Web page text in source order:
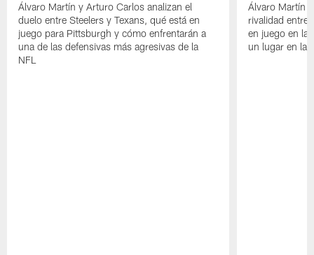
Álvaro Martín y Arturo Carlos analizan el
duelo entre Steelers y Texans, qué está en
juego para Pittsburgh y cómo enfrentarán a
una de las defensivas más agresivas de la
NFL
Álvaro Martín
rivalidad entre
en juego en la
un lugar en la